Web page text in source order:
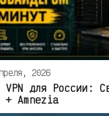
2026
VPN для России:
+ Amnezia